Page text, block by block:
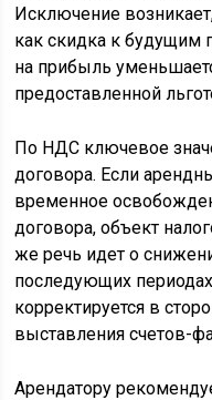
Исключение
как скидка к будущим
на прибыль
предоставленной
По НДС ключевое
договора. Если
временное
договора, объект
же речь идет о
последующих
корректируется в
выставления счетов-
Арендатору